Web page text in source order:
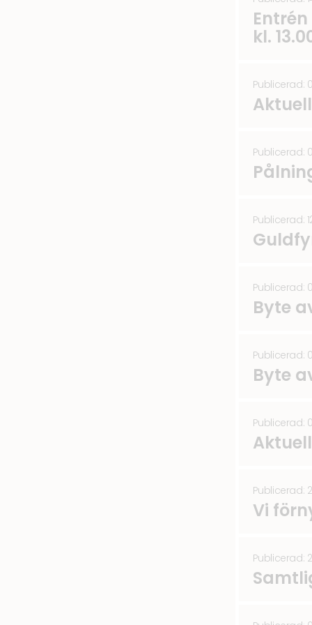
kl.
Publicerad:
Publicerad:
Publicerad:
Publicerad:
Byte
Publicerad:
Byte
Publicerad:
Publicerad:
Vi
Publicerad: